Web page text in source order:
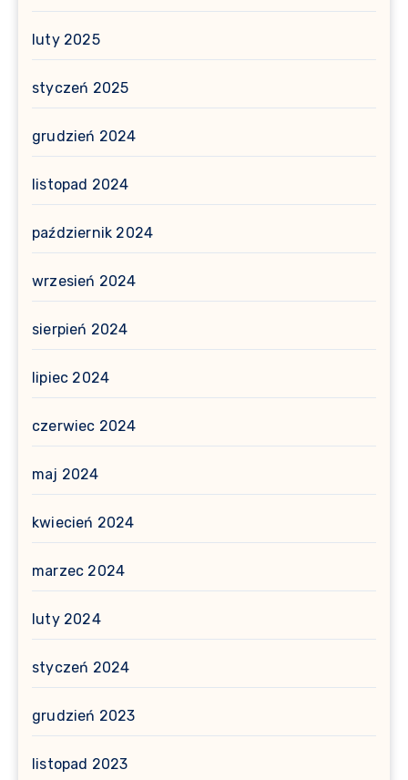
luty 2025
styczeń 2025
grudzień 2024
listopad 2024
październik 2024
wrzesień 2024
sierpień 2024
lipiec 2024
czerwiec 2024
maj 2024
kwiecień 2024
marzec 2024
luty 2024
styczeń 2024
grudzień 2023
listopad 2023